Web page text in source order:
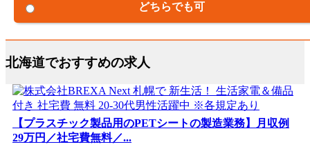
どちらでも可
北海道でおすすめの求人
【プラスチック製品用のPETシートの製造業務】月収例
29万円／社宅費無料／...